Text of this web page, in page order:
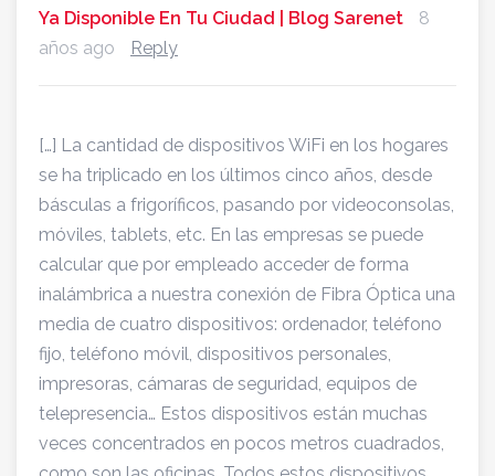
Ya Disponible En Tu Ciudad | Blog Sarenet
8
años ago
Reply
[…] La cantidad de dispositivos WiFi en los hogares
se ha triplicado en los últimos cinco años, desde
básculas a frigoríficos, pasando por videoconsolas,
móviles, tablets, etc. En las empresas se puede
calcular que por empleado acceder de forma
inalámbrica a nuestra conexión de Fibra Óptica una
media de cuatro dispositivos: ordenador, teléfono
fijo, teléfono móvil, dispositivos personales,
impresoras, cámaras de seguridad, equipos de
telepresencia… Estos dispositivos están muchas
veces concentrados en pocos metros cuadrados,